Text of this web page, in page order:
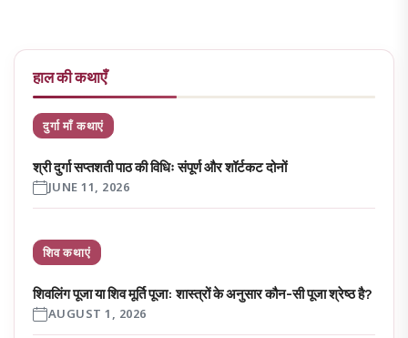
हाल की कथाएँ
दुर्गा माँ कथाएं
श्री दुर्गा सप्तशती पाठ की विधिः संपूर्ण और शॉर्टकट दोनों
JUNE 11, 2026
शिव कथाएं
शिवलिंग पूजा या शिव मूर्ति पूजा: शास्त्रों के अनुसार कौन-सी पूजा श्रेष्ठ है?
AUGUST 1, 2026